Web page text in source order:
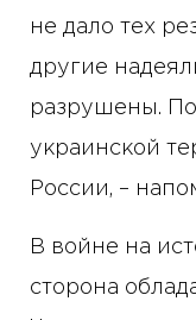
не дало тех
другие
разрушены.
украинской
России, –
В войне на
сторона